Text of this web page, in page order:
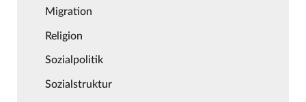
Migration
Religion
Sozialpolitik
Sozialstruktur